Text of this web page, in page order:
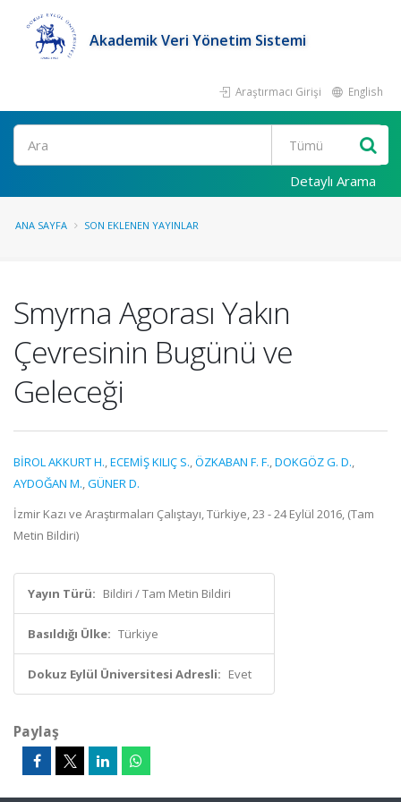
Akademik Veri Yönetim Sistemi
Araştırmacı Girişi English
Ara
Detaylı Arama
ANA SAYFA SON EKLENEN YAYINLAR
Smyrna Agorası Yakın
Çevresinin Bugünü ve
Geleceği
BİROL AKKURT H.,ECEMİŞ KILIÇ S.,ÖZKABAN F. F.,DOKGÖZ G. D.,
AYDOĞAN M.,GÜNER D.
İzmir Kazı ve Araştırmaları Çalıştayı, Türkiye, 23 - 24 Eylül 2016, (Tam
Metin Bildiri)
Yayın Türü: Bildiri / Tam Metin Bildiri
Basıldığı Ülke: Türkiye
Dokuz Eylül Üniversitesi Adresli: Evet
Paylaş